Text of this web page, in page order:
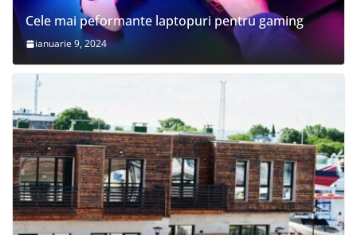
Cele mai peformante laptopuri pentru gaming
ianuarie 9, 2024